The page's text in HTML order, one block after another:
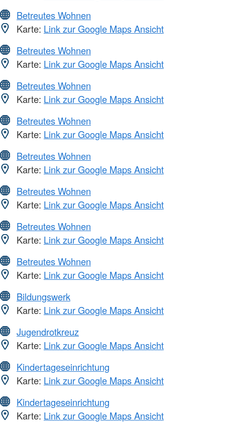
Betreutes Wohnen
Karte: Link zur Google Maps Ansicht
Betreutes Wohnen
Karte: Link zur Google Maps Ansicht
Betreutes Wohnen
Karte: Link zur Google Maps Ansicht
Betreutes Wohnen
Karte: Link zur Google Maps Ansicht
Betreutes Wohnen
Karte: Link zur Google Maps Ansicht
Betreutes Wohnen
Karte: Link zur Google Maps Ansicht
Betreutes Wohnen
Karte: Link zur Google Maps Ansicht
Betreutes Wohnen
Karte: Link zur Google Maps Ansicht
Bildungswerk
Karte: Link zur Google Maps Ansicht
Jugendrotkreuz
Karte: Link zur Google Maps Ansicht
Kindertageseinrichtung
Karte: Link zur Google Maps Ansicht
Kindertageseinrichtung
Karte: Link zur Google Maps Ansicht